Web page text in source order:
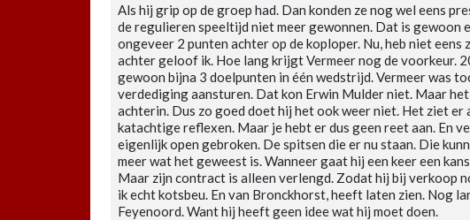
Als hij grip op de groep had. Dan konden ze nog wel eens
de regulieren speeltijd niet meer gewonnen. Dat is gewoon
ongeveer 2 punten achter op de koploper. Nu, heb niet eens
achter geloof ik. Hoe lang krijgt Vermeer nog de voorkeur.
gewoon bijna 3 doelpunten in één wedstrijd. Vermeer was
verdediging aansturen. Dat kon Erwin Mulder niet. Maar
achterin. Dus zo goed doet hij het ook weer niet. Het ziet er
katachtige reflexen. Maar je hebt er dus geen reet aan. En
eigenlijk open gebroken. De spitsen die er nu staan. Die
meer wat het geweest is. Wanneer gaat hij een keer een
Maar zijn contract is alleen verlengd. Zodat hij bij verkoop
ik echt kotsbeu. En van Bronckhorst, heeft laten zien. Nog
Feyenoord. Want hij heeft geen idee wat hij moet doen.